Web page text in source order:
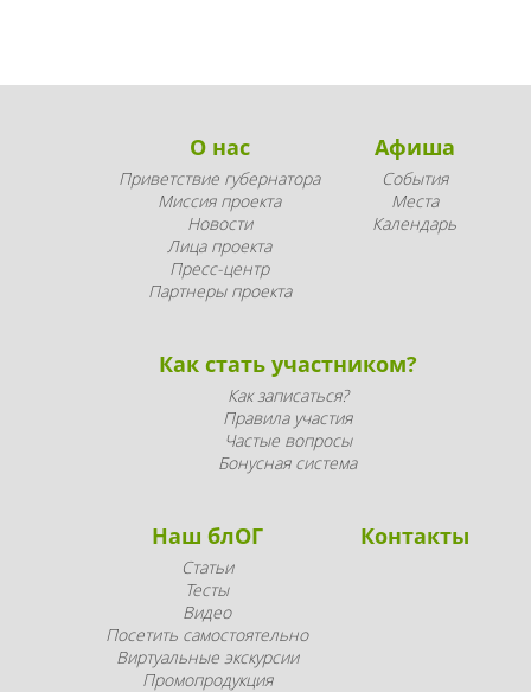
О нас
Приветствие губернатора
Миссия проекта
Новости
Лица проекта
Пресс-центр
Партнеры проекта
Афиша
События
Места
Календарь
Как стать участником?
Как записаться?
Правила участия
Частые вопросы
Бонусная система
Наш блОГ
Статьи
Тесты
Видео
Посетить самостоятельно
Виртуальные экскурсии
Промопродукция
Контакты